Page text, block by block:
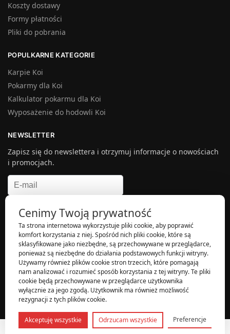
Koszty dostawy
Formy płatności
Pliki do pobrania
POPULKARNE KATEGORIE
Karpie Koi
Pokarmy dla Koi
Kalkulator pokarmu dla Koi
Wyposażenie do hodowli Koi
NEWSLETTER
Zapisz się do newslettera i otrzymuj informacje o nowościach
i promocjach.
Akceptuję politykę prywatnosci i zapisuję się do newslettera.
© Koi Sklep| Wdrożenie:Sklepy internetowe Creative SEO.
Cenimy Twoją prywatność
Ta strona internetowa wykorzystuje pliki cookie, aby poprawić
komfort korzystania z niej. Spośród nich pliki cookie, które są
sklasyfikowane jako niezbędne, są przechowywane w przeglądarce,
ponieważ są niezbędne do działania podstawowych funkcji witryny.
Używamy również plików cookie stron trzecich, które pomagają
nam analizować i rozumieć sposób korzystania z tej witryny. Te pliki
cookie będą przechowywane w przeglądarce użytkownika
wyłącznie za jego zgodą. Użytkownik ma również możliwość
rezygnacji z tych plików cookie.
Akceptuję wszystkie Odrzucam wszystkie Preferencje